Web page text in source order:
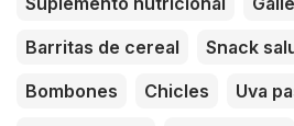
Barritas de cereal
Snack
Bombones
Chicles Uva